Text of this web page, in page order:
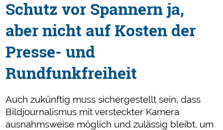
Schutz vor Spannern ja,
aber nicht auf Kosten der
Presse- und
Rundfunkfreiheit
Auch zukünftig muss sichergestellt sein, dass
Bildjournalismus mit versteckter Kamera
ausnahmsweise möglich und zulässig bleibt, um